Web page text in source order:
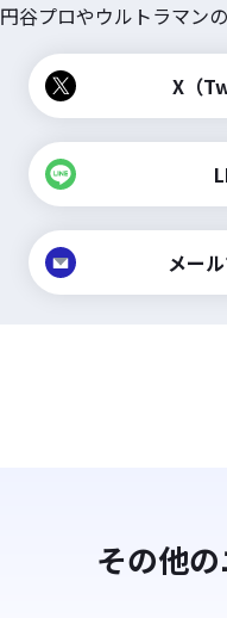
円谷プロやウルトラマンの
X（
メー
その他